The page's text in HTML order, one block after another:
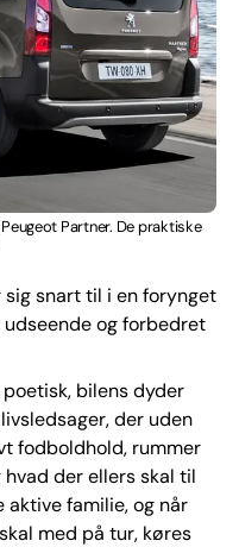
Partner. De praktiske
sig snart til i en forynget
og forbedret
bilens dyder
der uden
fodboldhold, rummer
der ellers skal til
familie, og når
med på tur, køres